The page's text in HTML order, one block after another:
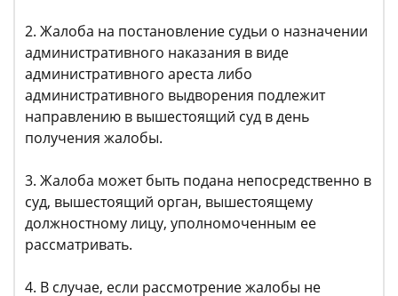
2. Жалоба на постановление судьи о назначении
административного наказания в виде
административного ареста либо
административного выдворения подлежит
направлению в вышестоящий суд в день
получения жалобы.
3. Жалоба может быть подана непосредственно в
суд, вышестоящий орган, вышестоящему
должностному лицу, уполномоченным ее
рассматривать.
4. В случае, если рассмотрение жалобы не